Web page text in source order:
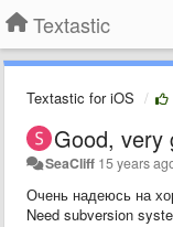
Textastic
Textastic for iOS
Good, very
SeaCliff 15 years
Очень надеюсь на
Need subversion